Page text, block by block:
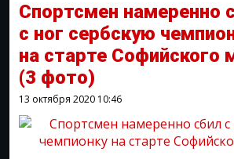
Спортсмен намеренно
с ног сербскую
на старте Софийского
(3 фото)
13 октября 2020 10:46